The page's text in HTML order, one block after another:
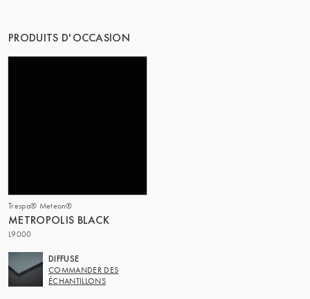
PRODUITS D'OCCASION
Trespa® Meteon®
METROPOLIS BLACK
L9000
DIFFUSE
COMMANDER DES
ÉCHANTILLONS